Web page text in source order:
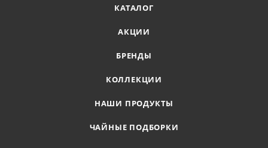
КАТАЛОГ
АКЦИИ
БРЕНДЫ
КОЛЛЕКЦИИ
НАШИ ПРОДУКТЫ
ЧАЙНЫЕ ПОДБОРКИ